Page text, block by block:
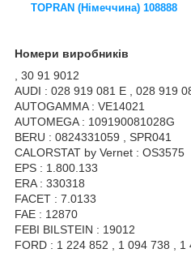
TOPRAN (Німеччина) 108888
Номери виробників
, 30 91 9012
AUDI : 028 919 081 E , 028 919
AUTOGAMMA : VE14021
AUTOMEGA : 109190081028G
BERU : 0824331059 , SPR041
CALORSTAT by Vernet : OS3575
EPS : 1.800.133
ERA : 330318
FACET : 7.0133
FAE : 12870
FEBI BILSTEIN : 19012
FORD : 1 224 852 , 1 094 738 , 1